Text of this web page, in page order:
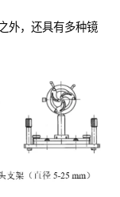
外，还具有多种镜